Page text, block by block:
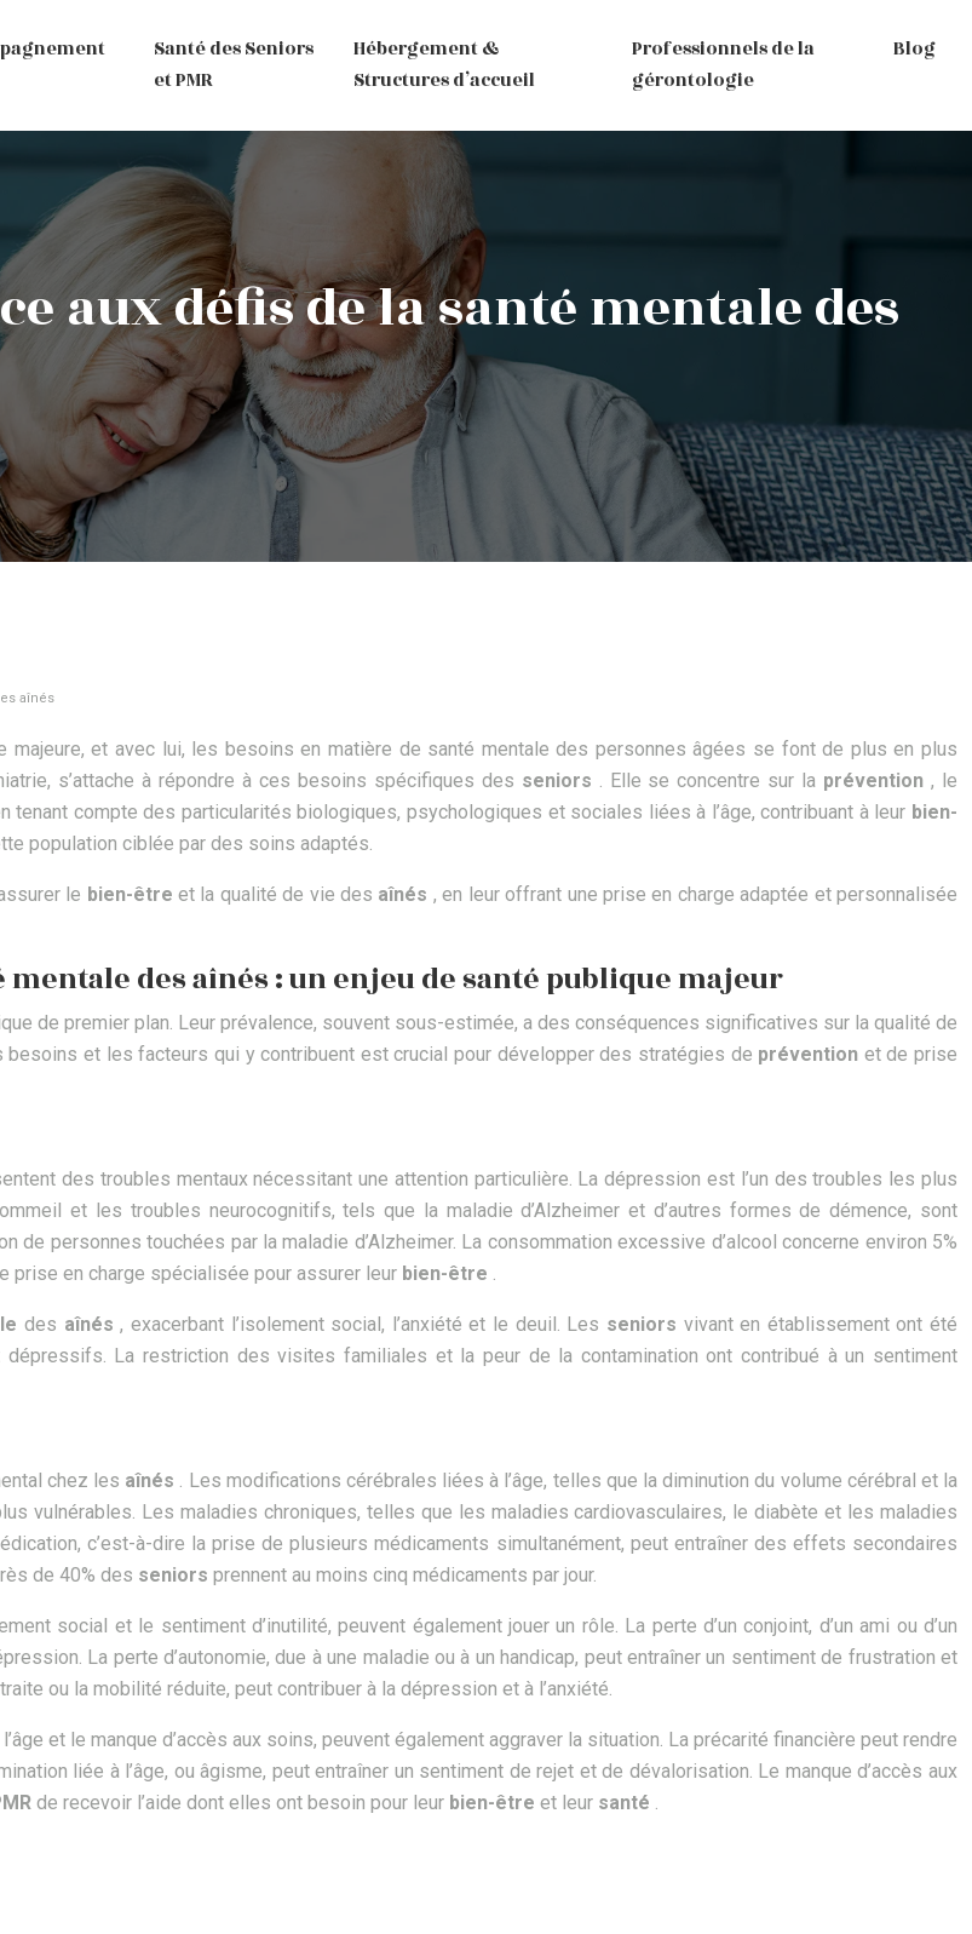
Santé des Seniors
et PMR
Hébergement &
Structures d’accueil
Professionnels de la
gérontologie
Blog
aux défis de la santé mentale des
aînés
et avec lui, les besoins en matière de santé mentale des personnes âgées se font de plus en plus
s’attache à répondre à ces besoins spécifiques des seniors . Elle se concentre sur la prévention, le
tenant compte des particularités biologiques, psychologiques et sociales liées à l’âge, contribuant à leur bien-
population ciblée par des soins adaptés.
le bien-être et la qualité de vie des aînés , en leur offrant une prise en charge adaptée et personnalisée
des aînés : un enjeu de santé publique majeur
de premier plan. Leur prévalence, souvent sous-estimée, a des conséquences significatives sur la qualité de
besoins et les facteurs qui y contribuent est crucial pour développer des stratégies de prévention et de prise
des troubles mentaux nécessitant une attention particulière. La dépression est l’un des troubles les plus
et les troubles neurocognitifs, tels que la maladie d’Alzheimer et d’autres formes de démence, sont
personnes touchées par la maladie d’Alzheimer. La consommation excessive d’alcool concerne environ 5%
prise en charge spécialisée pour assurer leur bien-être .
des aînés, exacerbant l’isolement social, l’anxiété et le deuil. Les seniors vivant en établissement ont été
La restriction des visites familiales et la peur de la contamination ont contribué à un sentiment
chez les aînés . Les modifications cérébrales liées à l’âge, telles que la diminution du volume cérébral et la
vulnérables. Les maladies chroniques, telles que les maladies cardiovasculaires, le diabète et les maladies
c’est-à-dire la prise de plusieurs médicaments simultanément, peut entraîner des effets secondaires
de 40% des seniors prennent au moins cinq médicaments par jour.
social et le sentiment d’inutilité, peuvent également jouer un rôle. La perte d’un conjoint, d’un ami ou d’un
La perte d’autonomie, due à une maladie ou à un handicap, peut entraîner un sentiment de frustration et
ou la mobilité réduite, peut contribuer à la dépression et à l’anxiété.
et le manque d’accès aux soins, peuvent également aggraver la situation. La précarité financière peut rendre
liée à l’âge, ou âgisme, peut entraîner un sentiment de rejet et de dévalorisation. Le manque d’accès aux
de recevoir l’aide dont elles ont besoin pour leur bien-être et leur santé .